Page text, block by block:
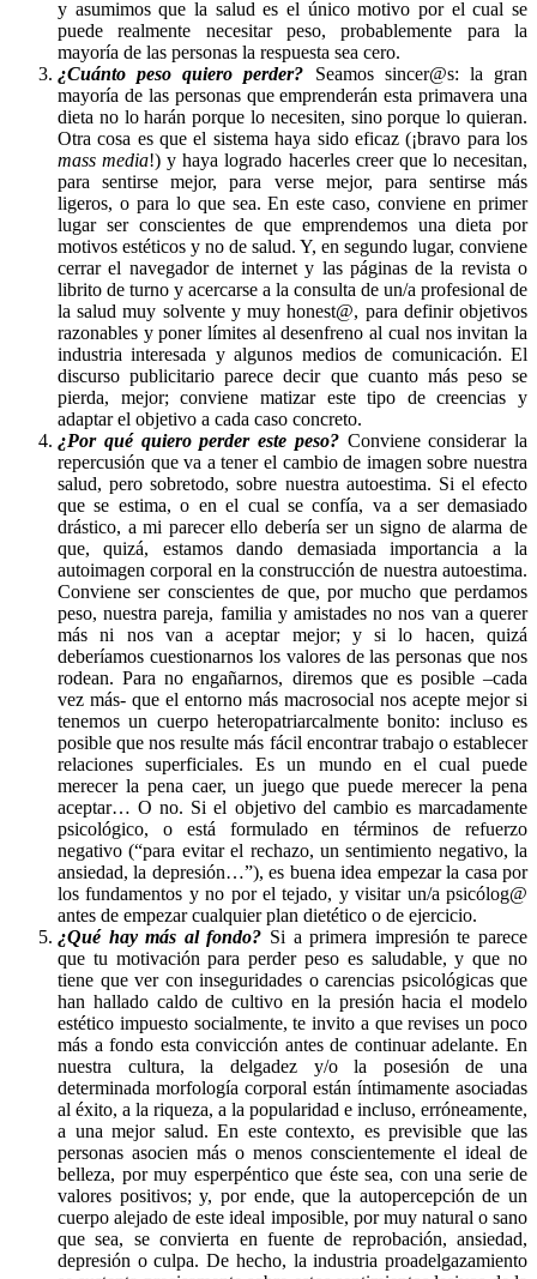
y asumimos que la salud es el único motivo por el cual se
puede realmente necesitar peso, probablemente para la
mayoría de las personas la respuesta sea cero.
¿Cuánto peso quiero perder? Seamos sincer@s: la gran
mayoría de las personas que emprenderán esta primavera una
dieta no lo harán porque lo necesiten, sino porque lo quieran.
Otra cosa es que el sistema haya sido eficaz (¡bravo para los
mass media!) y haya logrado hacerles creer que lo necesitan,
para sentirse mejor, para verse mejor, para sentirse más
ligeros, o para lo que sea. En este caso, conviene en primer
lugar ser conscientes de que emprendemos una dieta por
motivos estéticos y no de salud. Y, en segundo lugar, conviene
cerrar el navegador de internet y las páginas de la revista o
librito de turno y acercarse a la consulta de un/a profesional de
la salud muy solvente y muy honest@, para definir objetivos
razonables y poner límites al desenfreno al cual nos invitan la
industria interesada y algunos medios de comunicación. El
discurso publicitario parece decir que cuanto más peso se
pierda, mejor; conviene matizar este tipo de creencias y
adaptar el objetivo a cada caso concreto.
¿Por qué quiero perder este peso?Conviene considerar la
repercusión que va a tener el cambio de imagen sobre nuestra
salud, pero sobretodo, sobre nuestra autoestima. Si el efecto
que se estima, o en el cual se confía, va a ser demasiado
drástico, a mi parecer ello debería ser un signo de alarma de
que, quizá, estamos dando demasiada importancia a la
autoimagen corporal en la construcción de nuestra autoestima.
Conviene ser conscientes de que, por mucho que perdamos
peso, nuestra pareja, familia y amistades no nos van a querer
más ni nos van a aceptar mejor; y si lo hacen, quizá
deberíamos cuestionarnos los valores de las personas que nos
rodean. Para no engañarnos, diremos que es posible –cada
vez más- que el entorno más macrosocial nos acepte mejor si
tenemos un cuerpo heteropatriarcalmente bonito: incluso es
posible que nos resulte más fácil encontrar trabajo o establecer
relaciones superficiales. Es un mundo en el cual puede
merecer la pena caer, un juego que puede merecer la pena
aceptar… O no. Si el objetivo del cambio es marcadamente
psicológico, o está formulado en términos de refuerzo
negativo (“para evitar el rechazo, un sentimiento negativo, la
ansiedad, la depresión…”), es buena idea empezar la casa por
los fundamentos y no por el tejado, y visitar un/a psicólog@
antes de empezar cualquier plan dietético o de ejercicio.
¿Qué hay más al fondo? Si a primera impresión te parece
que tu motivación para perder peso es saludable, y que no
tiene que ver con inseguridades o carencias psicológicas que
han hallado caldo de cultivo en la presión hacia el modelo
estético impuesto socialmente, te invito a que revises un poco
más a fondo esta convicción antes de continuar adelante. En
nuestra cultura, la delgadez y/o la posesión de una
determinada morfología corporal están íntimamente asociadas
al éxito, a la riqueza, a la popularidad e incluso, erróneamente,
a una mejor salud. En este contexto, es previsible que las
personas asocien más o menos conscientemente el ideal de
belleza, por muy esperpéntico que éste sea, con una serie de
valores positivos; y, por ende, que la autopercepción de un
cuerpo alejado de este ideal imposible, por muy natural o sano
que sea, se convierta en fuente de reprobación, ansiedad,
depresión o culpa. De hecho, la industria proadelgazamiento